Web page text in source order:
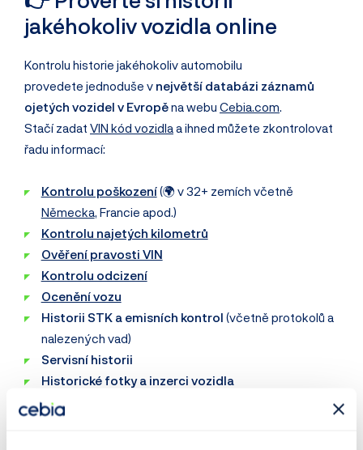
jakéhokoliv vozidla online
Kontrolu historie jakéhokoliv automobilu
provedete jednoduše v největší databázi záznamů
ojetých vozidel v Evropěna webu Cebia.com.
Stačí zadat VIN kód vozidlaa ihned můžete zkontrolovat
řadu informací:
Kontrolu poškození(🌍 v 32+ zemích včetně
Německa, Francie apod.)
Kontrolu najetých kilometrů
Ověření pravosti VIN
Kontrolu odcizení
Ocenění vozu
Historii STK a emisních kontrol (včetně protokolů a
nalezených vad)
Servisní historii
Historické fotky a inzerci vozidla
+ mnohem více